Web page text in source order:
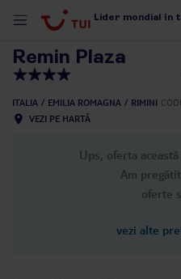
Lider mondial în
Remin Plaza
ITALIA EMILIA ROMAGNA RIMINI
VEZI PE HARTĂ
Ups, oferta
Am
oferte
vezi alte